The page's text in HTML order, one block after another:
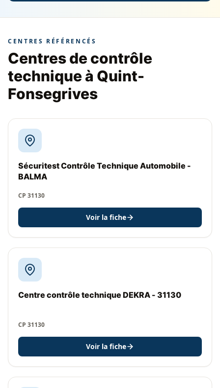
CENTRES RÉFÉRENCÉS
Centres de contrôle
technique à Quint-
Fonsegrives
Sécuritest Contrôle Technique Automobile -
BALMA
CP 31130
Voir la fiche
Centre contrôle technique DEKRA - 31130
CP 31130
Voir la fiche